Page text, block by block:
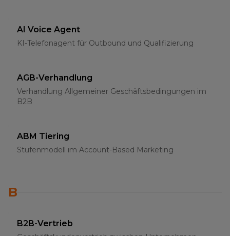
AI Voice Agent
KI-Telefonagent für Outbound und Qualifizierung
AGB-Verhandlung
Verhandlung Allgemeiner Geschäftsbedingungen im
B2B
ABM Tiering
Stufenmodell im Account-Based Marketing
B
B2B-Vertrieb